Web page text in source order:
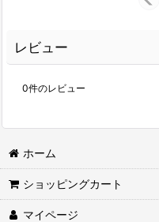
レビュー
0件のレビュー
ホーム
ショッピングカート
マイページ